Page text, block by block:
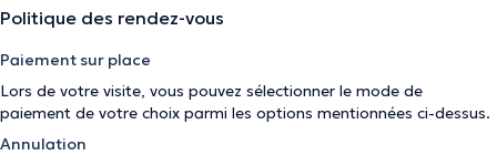
Politique des rendez-vous
Paiement sur place
Lors de votre visite, vous pouvez sélectionner le mode de
paiement de votre choix parmi les options mentionnées ci-dessus.
Annulation